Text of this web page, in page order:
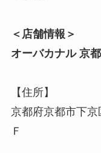
＜店舗情報＞
オーバカナル 京都
【住所】
京都府京都市下
Ｆ